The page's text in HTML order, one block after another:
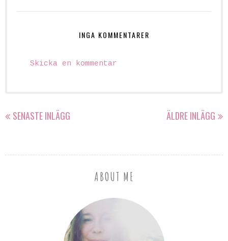
INGA KOMMENTARER
Skicka en kommentar
SENASTE INLÄGG ÄLDRE INLÄGG
ABOUT ME